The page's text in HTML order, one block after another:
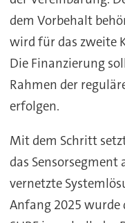
dem Vorbehalt
wird für das zweite
Die Finanzierung
Rahmen der
erfolgen.
Mit dem Schritt
das
vernetzte
Anfang 2025